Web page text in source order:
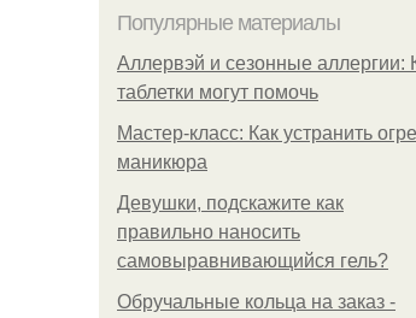
Популярные материалы
Аллервэй и сезонные аллергии:
таблетки могут помочь
Мастер-класс: Как устранить
маникюра
Девушки, подскажите как
правильно наносить
самовыравнивающийся гель?
Обручальные кольца на заказ -